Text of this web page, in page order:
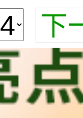
下